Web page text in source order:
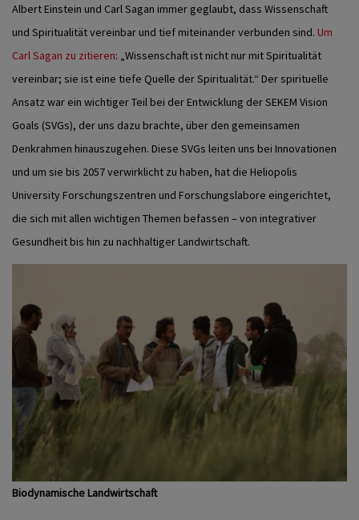
Albert Einstein und Carl Sagan immer geglaubt, dass Wissenschaft
und Spiritualität vereinbar und tief miteinander verbunden sind. Um
Carl Sagan zu zitieren: „Wissenschaft ist nicht nur mit Spiritualität
vereinbar; sie ist eine tiefe Quelle der Spiritualität.“ Der spirituelle
Ansatz war ein wichtiger Teil bei der Entwicklung der SEKEM Vision
Goals (SVGs), der uns dazu brachte, über den gemeinsamen
Denkrahmen hinauszugehen. Diese SVGs leiten uns bei Innovationen
und um sie bis 2057 verwirklicht zu haben, hat die Heliopolis
University Forschungszentren und Forschungslabore eingerichtet,
die sich mit allen wichtigen Themen befassen – von integrativer
Gesundheit bis hin zu nachhaltiger Landwirtschaft.
Biodynamische Landwirtschaft